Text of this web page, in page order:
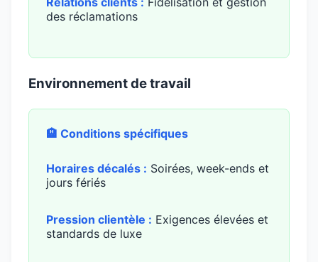
des réclamations
Environnement de travail
🏨 Conditions spécifiques
Horaires décalés : Soirées, week-ends et
jours fériés
Pression clientèle : Exigences élevées et
standards de luxe